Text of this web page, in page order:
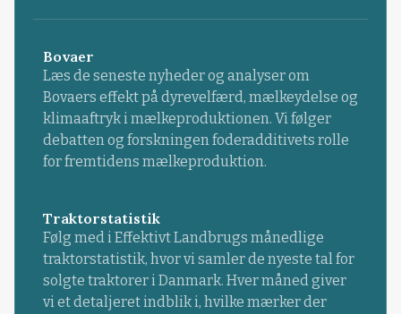
Bovaer
Læs de seneste nyheder og analyser om
Bovaers effekt på dyrevelfærd, mælkeydelse og
klimaaftryk i mælkeproduktionen. Vi følger
debatten og forskningen foderadditivets rolle
for fremtidens mælkeproduktion.
Traktorstatistik
Følg med i Effektivt Landbrugs månedlige
traktorstatistik, hvor vi samler de nyeste tal for
solgte traktorer i Danmark. Hver måned giver
vi et detaljeret indblik i, hvilke mærker der